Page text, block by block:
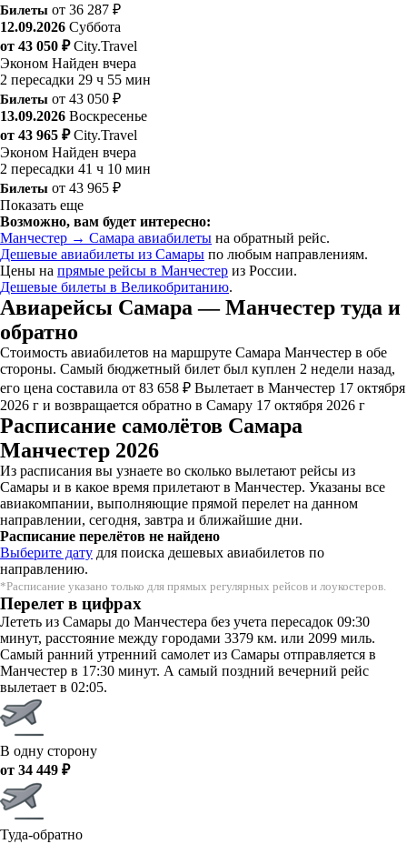
Билеты от 36 287 ₽
12.09.2026 Суббота
от 43 050 ₽ City.Travel
Эконом Найден вчера
2 пересадки 29 ч 55 мин
Билеты от 43 050 ₽
13.09.2026 Воскресенье
от 43 965 ₽ City.Travel
Эконом Найден вчера
2 пересадки 41 ч 10 мин
Билеты от 43 965 ₽
Показать еще
Возможно, вам будет интересно:
Манчестер → Самара авиабилеты на обратный рейс.
Дешевые авиабилеты из Самары по любым направлениям.
Цены на прямые рейсы в Манчестер из России.
Дешевые билеты в Великобританию.
Авиарейсы Самара — Манчестер туда и
обратно
Стоимость авиабилетов на маршруте Самара Манчестер в обе
стороны. Самый бюджетный билет был куплен 2 недели назад,
его цена составила от 83 658 ₽ Вылетает в Манчестер 17 октября
2026 г и возвращается обратно в Самару 17 октября 2026 г
Расписание самолётов Самара
Манчестер 2026
Из расписания вы узнаете во сколько вылетают рейсы из
Самары и в какое время прилетают в Манчестер. Указаны все
авиакомпании, выполняющие прямой перелет на данном
направлении, сегодня, завтра и ближайшие дни.
Расписание перелётов не найдено
Выберите дату для поиска дешевых авиабилетов по
направлению.
*Расписание указано только для прямых регулярных рейсов и лоукостеров.
Перелет в цифрах
Лететь из Самары до Манчестера без учета пересадок 09:30
минут, расстояние между городами 3379 км. или 2099 миль.
Самый ранний утренний самолет из Самары отправляется в
Манчестер в 17:30 минут. А самый поздний вечерний рейс
вылетает в 02:05.
В одну сторону
от 34 449 ₽
Туда-обратно